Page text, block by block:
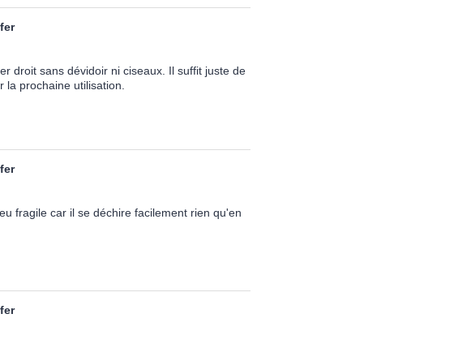
droit sans dévidoir ni ciseaux. Il suffit juste de
la prochaine utilisation.
fragile car il se déchire facilement rien qu'en